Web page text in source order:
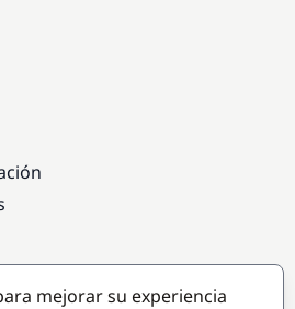
mejorar su experiencia